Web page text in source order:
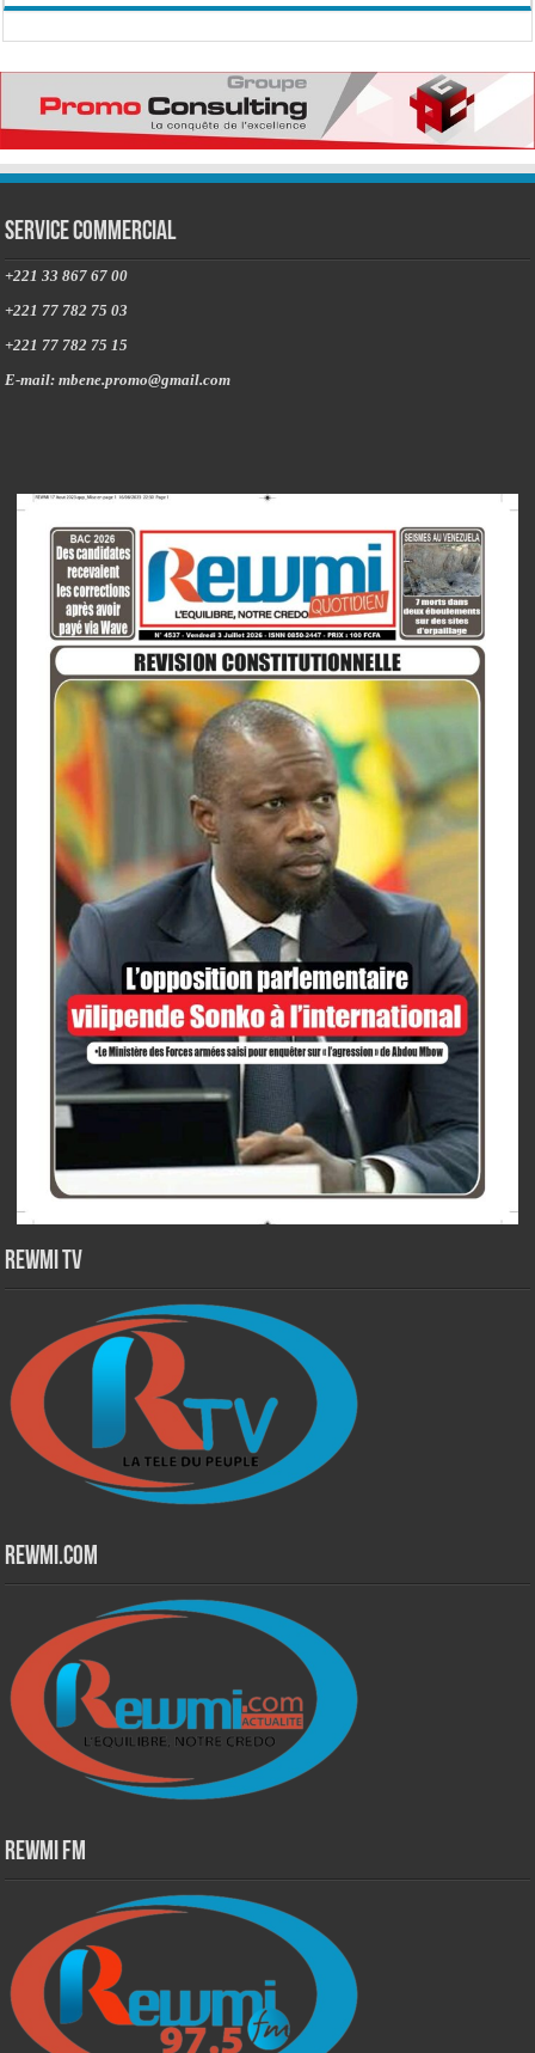
Service commercial
+221 33 867 67 00
+221 77 782 75 03
+221 77 782 75 15
E-mail: mbene.promo@gmail.com
Rewmi TV
Rewmi.Com
Rewmi Fm